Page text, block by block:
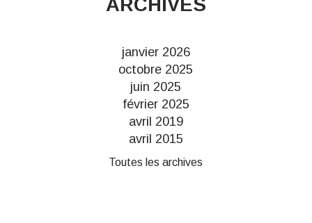
janvier 2026
octobre 2025
juin 2025
février 2025
avril 2019
avril 2015
Toutes les archives